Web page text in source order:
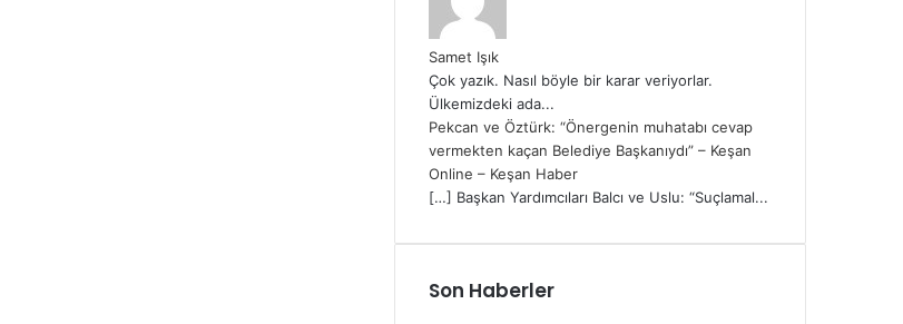
Samet Işık
Çok yazık. Nasıl böyle bir karar veriyorlar.
Ülkemizdeki ada...
Pekcan ve Öztürk: “Önergenin muhatabı cevap
vermekten kaçan Belediye Başkanıydı” – Keşan
Online – Keşan Haber
[…] Başkan Yardımcıları Balcı ve Uslu: “Suçlamal...
Son Haberler